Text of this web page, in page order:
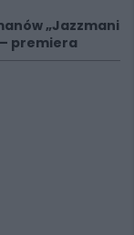
„Jazzmani
premiera